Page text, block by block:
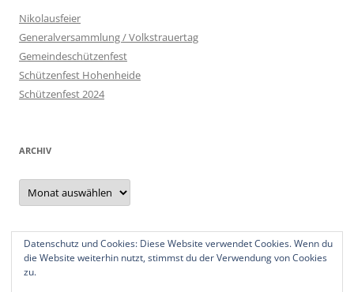
Nikolausfeier
Generalversammlung / Volkstrauertag
Gemeindeschützenfest
Schützenfest Hohenheide
Schützenfest 2024
ARCHIV
Archiv
Datenschutzerklärung
Impressum
Datenschutz und Cookies: Diese Website verwendet Cookies. Wenn du
die Website weiterhin nutzt, stimmst du der Verwendung von Cookies
zu.